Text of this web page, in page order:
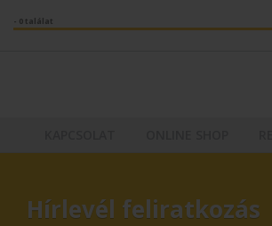
- 0 találat
Hírlevél feliratkozás